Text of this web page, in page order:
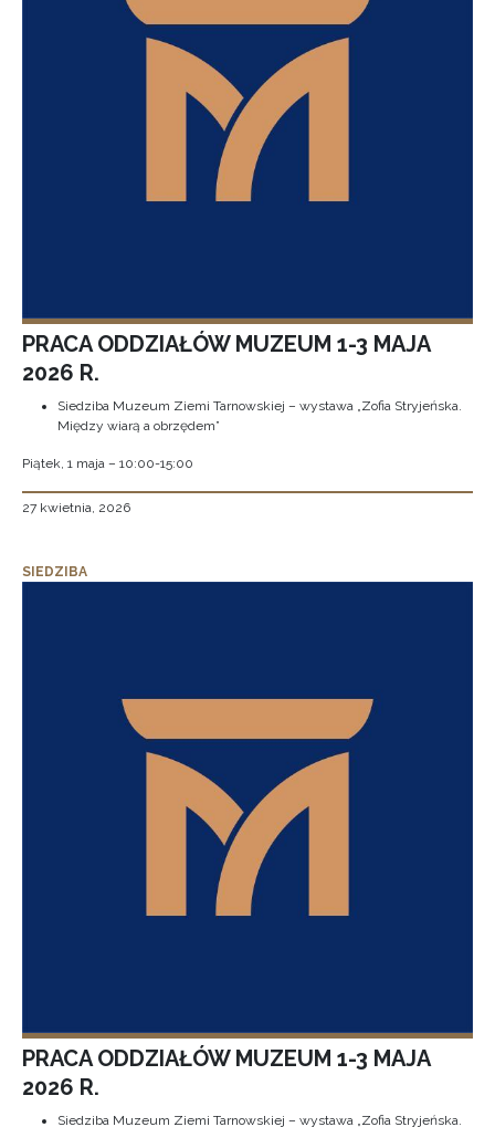
PRACA ODDZIAŁÓW MUZEUM 1-3 MAJA
2026 R.
Siedziba Muzeum Ziemi Tarnowskiej – wystawa „Zofia Stryjeńska.
Między wiarą a obrzędem”
Piątek, 1 maja – 10:00-15:00
27 kwietnia, 2026
SIEDZIBA
PRACA ODDZIAŁÓW MUZEUM 1-3 MAJA
2026 R.
Siedziba Muzeum Ziemi Tarnowskiej – wystawa „Zofia Stryjeńska.